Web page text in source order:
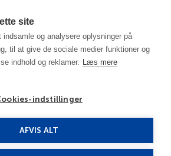
site
og analysere oplysninger på
til at give de sociale medier funktioner og
indhold og reklamer. Læs mere
indstillinger
AFVIS ALT
/ Black Sea Resorts
4****